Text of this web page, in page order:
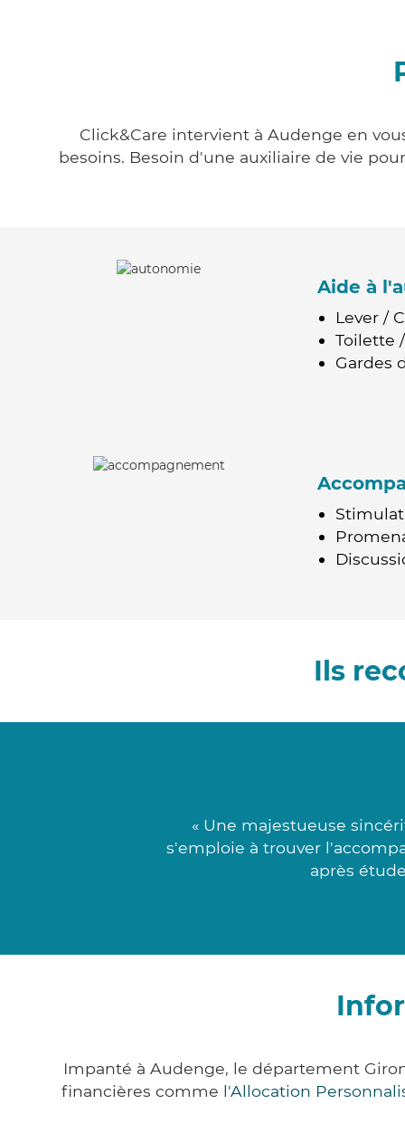
Click&Care intervient à Audenge en
besoins. Besoin d'une auxiliaire de vie
Aide à
Lever /
Toilette
Gardes
Ils
« Une majestueuse
s'emploie à trouver
après
Impanté à Audenge, le département
financières comme l'Allocation